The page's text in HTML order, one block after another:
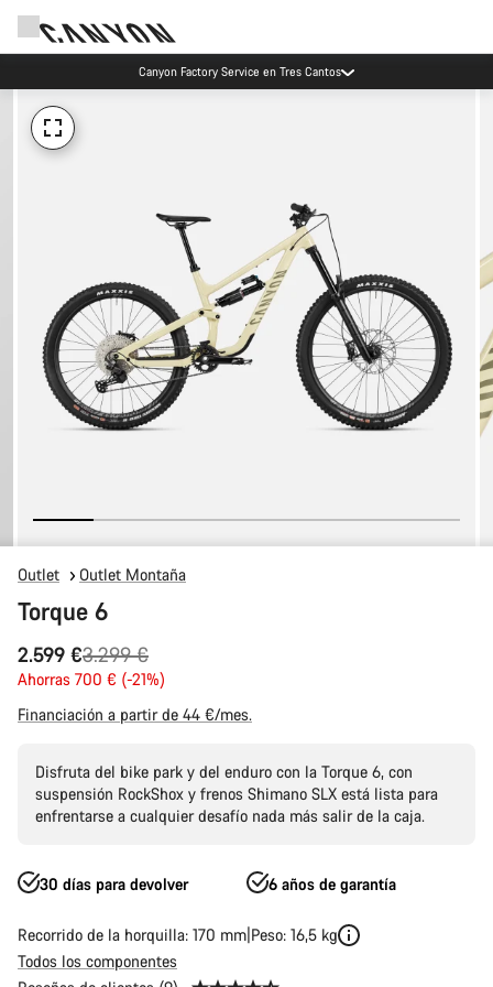
Canyon Factory Service en Tres Cantos
Outlet Outlet Montaña
Torque 6
2.599 €
Precio
original
3.299 €
Ahorras 700 € (-21%)
Financiación a partir de 44 €/mes.
Disfruta del bike park y del enduro con la Torque 6, con
suspensión RockShox y frenos Shimano SLX está lista para
enfrentarse a cualquier desafío nada más salir de la caja.
30 días para devolver 6 años de garantía
Recorrido de la horquilla: 170 mm Peso: 16,5 kg
Todos los componentes